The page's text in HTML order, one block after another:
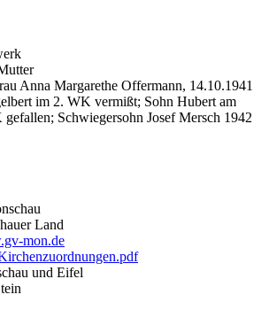
Anna Margarethe Offermann, 14.10.1941
im 2. WK vermißt; Sohn Hubert am
Schwiegersohn Josef Mersch 1942
Land
mon.de
und Eifel